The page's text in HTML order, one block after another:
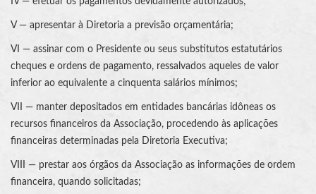
V — apresentar à Diretoria a previsão orçamentária;
VI — assinar com o Presidente ou seus substitutos estatutários
cheques e ordens de pagamento, ressalvados aqueles de valor
inferior ao equivalente a cinquenta salários mínimos;
VII — manter depositados em entidades bancárias idôneas os
recursos financeiros da Associação, procedendo às aplicações
financeiras determinadas pela Diretoria Executiva;
VIII — prestar aos órgãos da Associação as informações de ordem
financeira, quando solicitadas;